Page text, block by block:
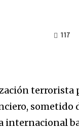
117
terrorista
sometido
internacional